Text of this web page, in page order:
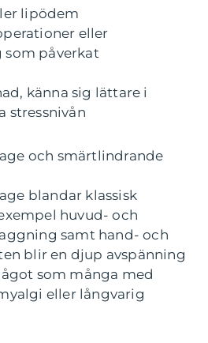
lipödem
eller
som påverkat
känna sig lättare i
stressnivån
och smärtlindrande
blandar klassisk
huvud- och
samt hand- och
blir en djup avspänning
som många med
eller långvarig